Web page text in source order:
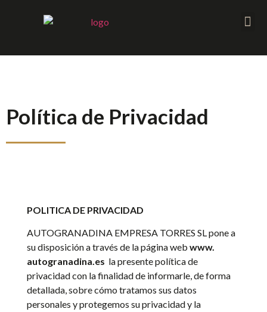
Política de Privacidad
POLITICA DE PRIVACIDAD
AUTOGRANADINA EMPRESA TORRES SL pone a
su disposición a través de la página web www.
autogranadina.es la presente política de
privacidad con la finalidad de informarle, de forma
detallada, sobre cómo tratamos sus datos
personales y protegemos su privacidad y la